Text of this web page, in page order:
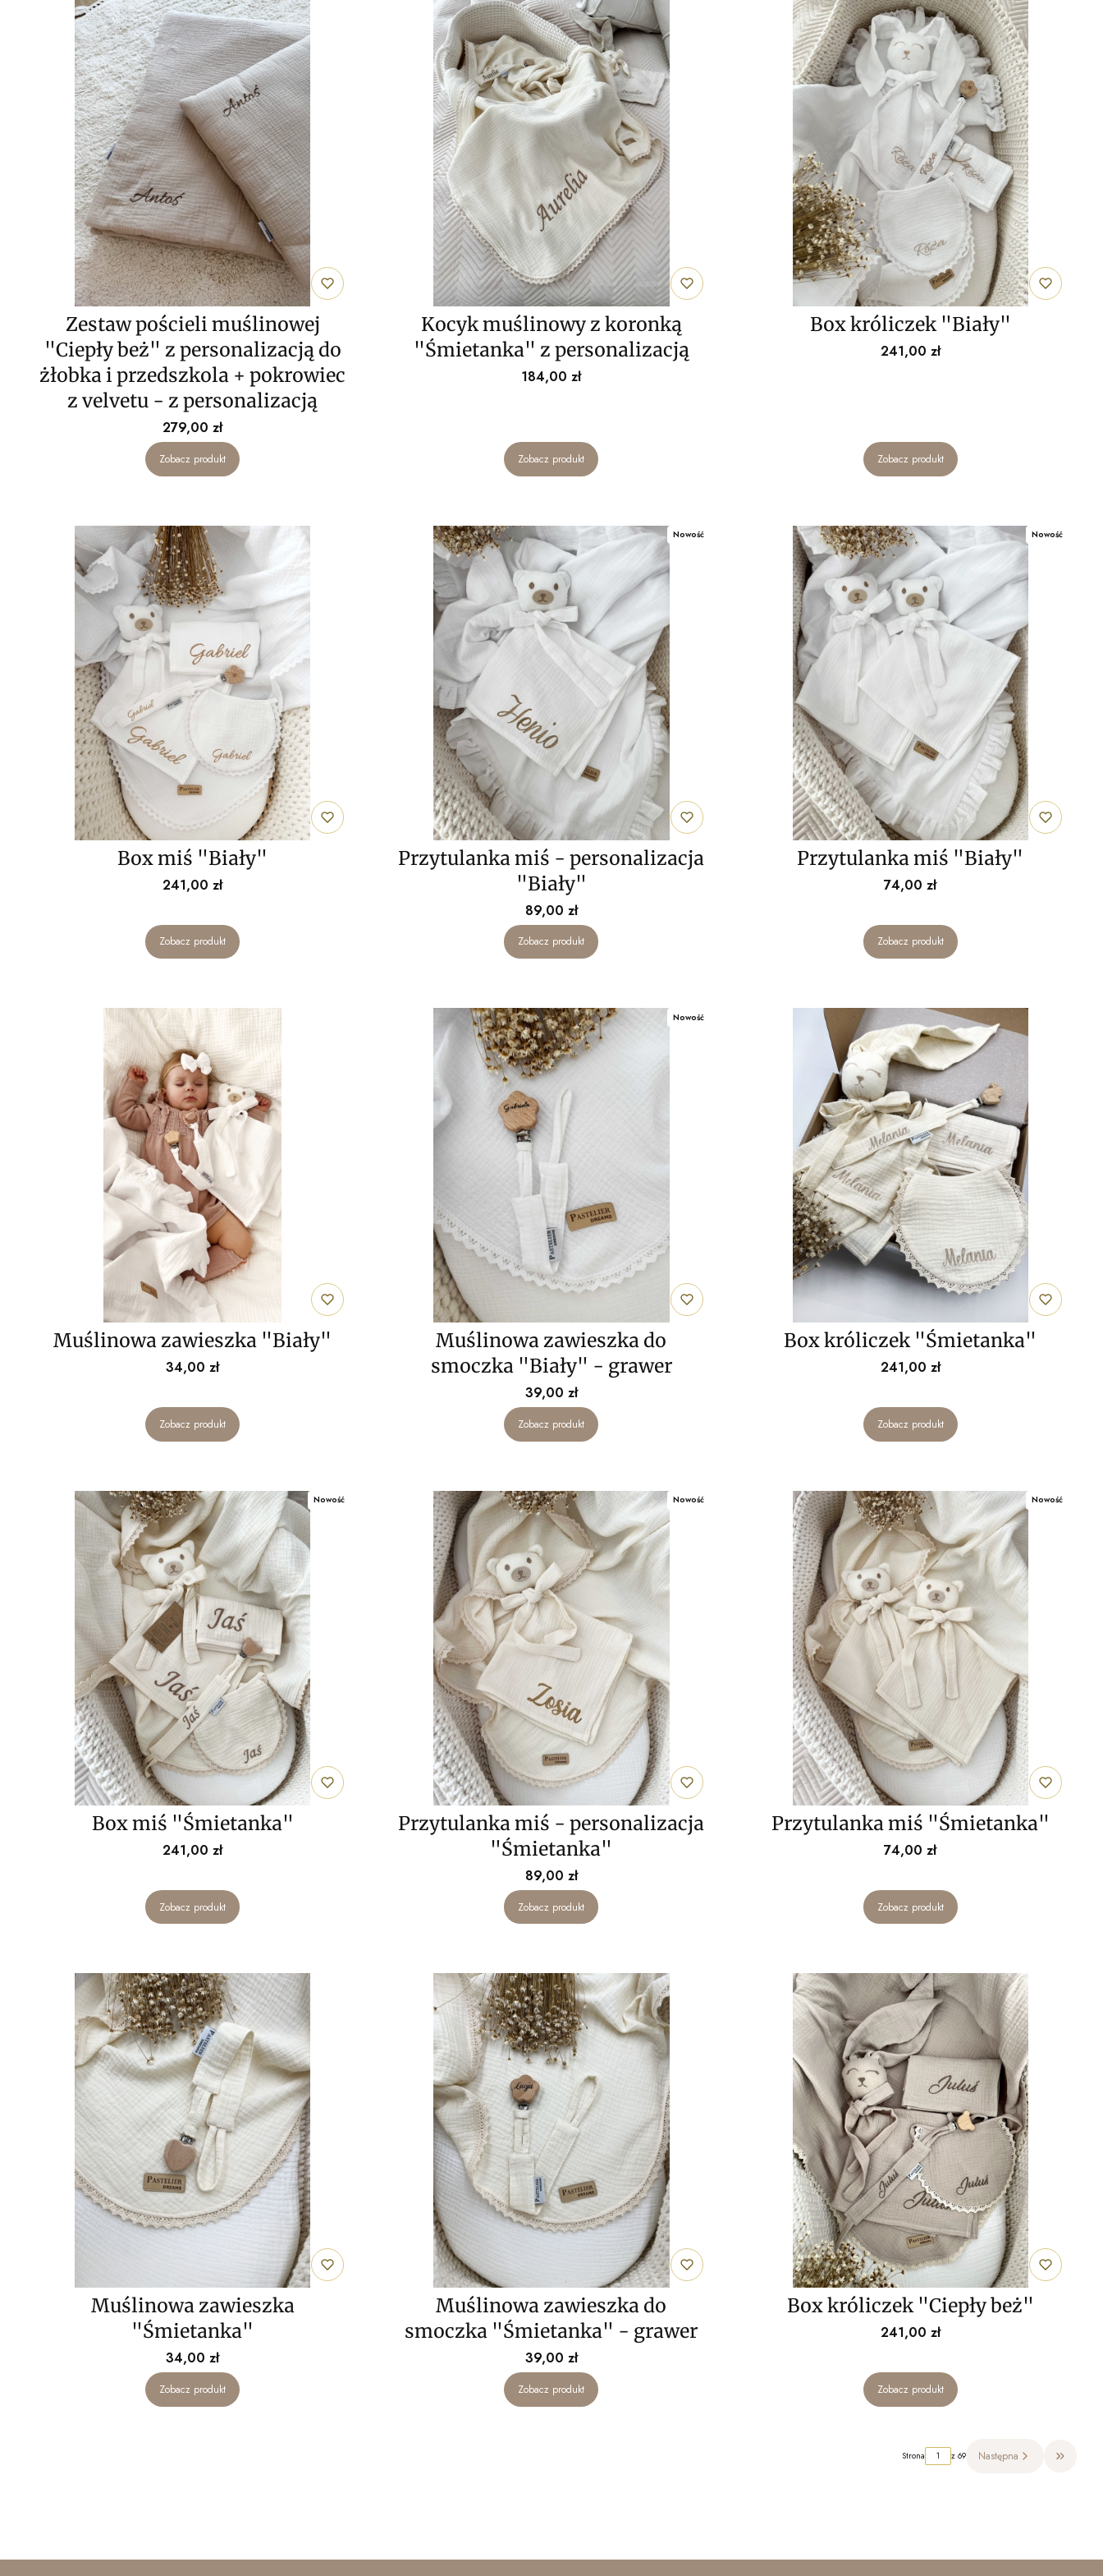
Zestaw pościeli muślinowej
"Ciepły beż" z personalizacją do
żłobka i przedszkola + pokrowiec
z velvetu - z personalizacją
Cena
279,00 zł
Zobacz produkt
Kocyk muślinowy z koronką
"Śmietanka" z personalizacją
Cena
184,00 zł
Zobacz produkt
Box króliczek "Biały"
Cena
241,00 zł
Zobacz produkt
Box miś "Biały"
Cena
241,00 zł
Zobacz produkt
Nowość
Przytulanka miś - personalizacja
"Biały"
Cena
89,00 zł
Zobacz produkt
Nowość
Przytulanka miś "Biały"
Cena
74,00 zł
Zobacz produkt
Muślinowa zawieszka "Biały"
Cena
34,00 zł
Zobacz produkt
Nowość
Muślinowa zawieszka do
smoczka "Biały" - grawer
Cena
39,00 zł
Zobacz produkt
Box króliczek "Śmietanka"
Cena
241,00 zł
Zobacz produkt
Nowość
Box miś "Śmietanka"
Cena
241,00 zł
Zobacz produkt
Nowość
Przytulanka miś - personalizacja
"Śmietanka"
Cena
89,00 zł
Zobacz produkt
Nowość
Przytulanka miś "Śmietanka"
Cena
74,00 zł
Zobacz produkt
Muślinowa zawieszka
"Śmietanka"
Cena
34,00 zł
Zobacz produkt
Muślinowa zawieszka do
smoczka "Śmietanka" - grawer
Cena
39,00 zł
Zobacz produkt
Box króliczek "Ciepły beż"
Cena
241,00 zł
Zobacz produkt
Strona z 69 Następna Przejdź